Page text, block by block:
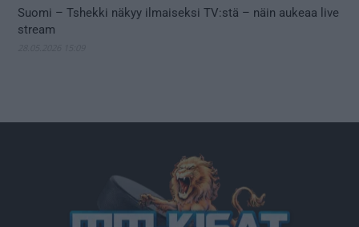
Suomi – Tshekki näkyy ilmaiseksi TV:stä – näin aukeaa live
stream